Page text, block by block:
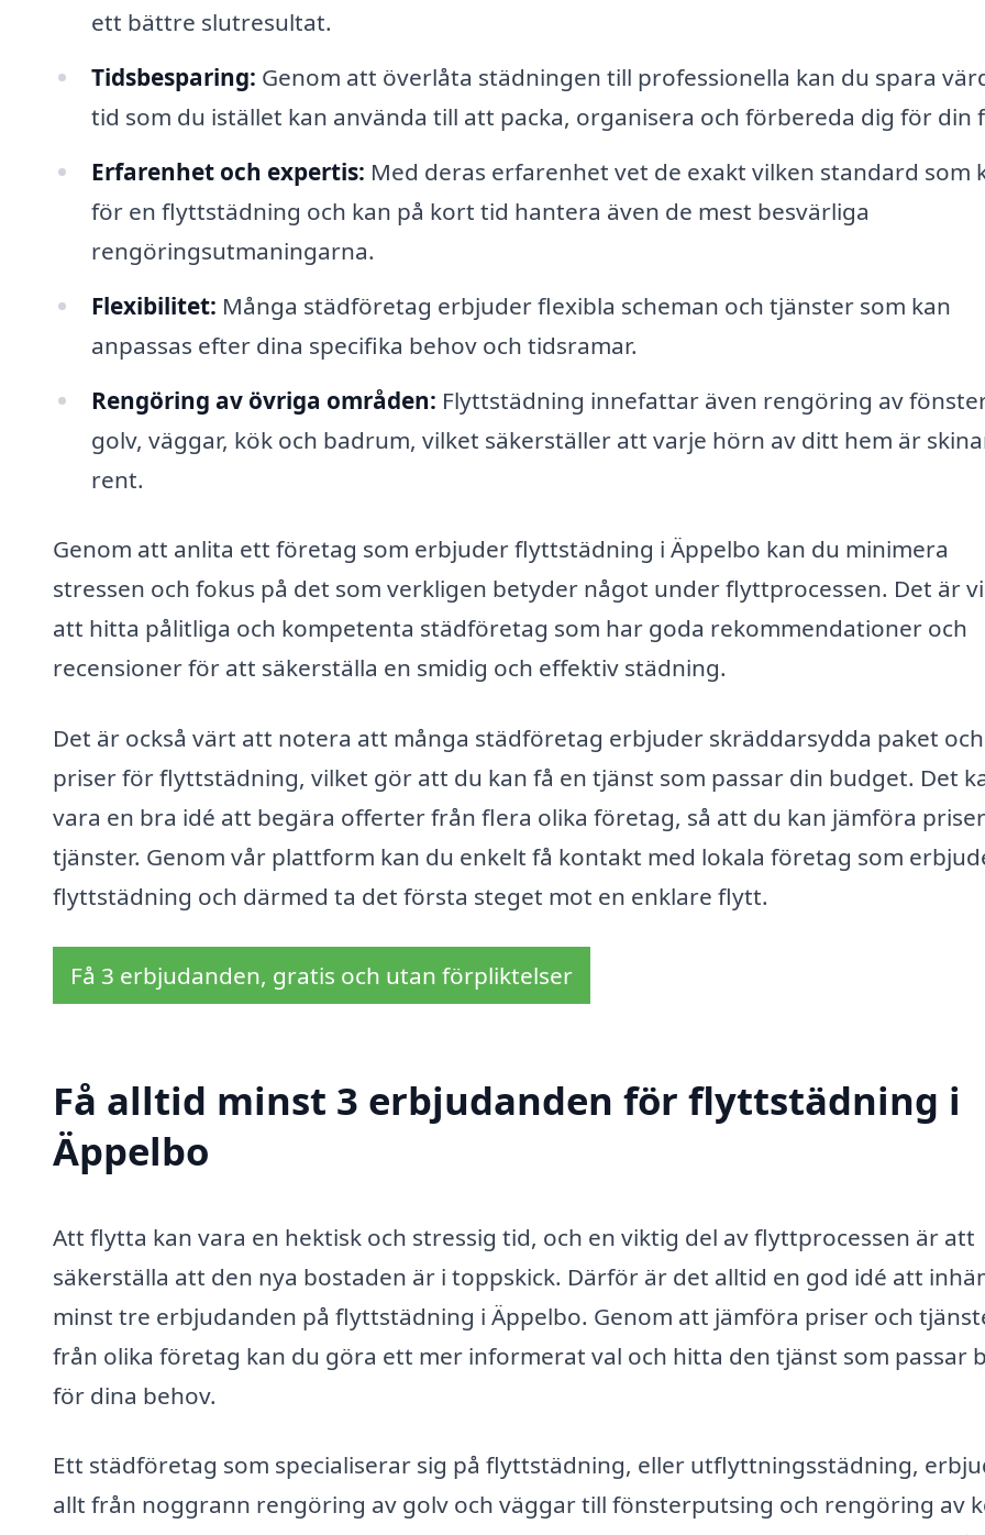
ett bättre slutresultat.
Tidsbesparing: Genom att överlåta städningen till professionella kan du spara
tid som du istället kan använda till att packa, organisera och förbereda dig för din
Erfarenhet och expertis: Med deras erfarenhet vet de exakt vilken standard som
för en flyttstädning och kan på kort tid hantera även de mest besvärliga
rengöringsutmaningarna.
Flexibilitet: Många städföretag erbjuder flexibla scheman och tjänster som kan
anpassas efter dina specifika behov och tidsramar.
Rengöring av övriga områden: Flyttstädning innefattar även rengöring av
golv, väggar, kök och badrum, vilket säkerställer att varje hörn av ditt hem är
rent.
Genom att anlita ett företag som erbjuder flyttstädning i Äppelbo kan du minimera
stressen och fokus på det som verkligen betyder något under flyttprocessen. Det är
att hitta pålitliga och kompetenta städföretag som har goda rekommendationer och
recensioner för att säkerställa en smidig och effektiv städning.
Det är också värt att notera att många städföretag erbjuder skräddarsydda paket och
priser för flyttstädning, vilket gör att du kan få en tjänst som passar din budget. Det
vara en bra idé att begära offerter från flera olika företag, så att du kan jämföra
tjänster. Genom vår plattform kan du enkelt få kontakt med lokala företag som
flyttstädning och därmed ta det första steget mot en enklare flytt.
Få 3 erbjudanden, gratis och utan förpliktelser
Få alltid minst 3 erbjudanden för flyttstädning i
Äppelbo
Att flytta kan vara en hektisk och stressig tid, och en viktig del av flyttprocessen är att
säkerställa att den nya bostaden är i toppskick. Därför är det alltid en god idé att
minst tre erbjudanden på flyttstädning i Äppelbo. Genom att jämföra priser och
från olika företag kan du göra ett mer informerat val och hitta den tjänst som passar
för dina behov.
Ett städföretag som specialiserar sig på flyttstädning, eller utflyttningsstädning,
allt från noggrann rengöring av golv och väggar till fönsterputsing och rengöring av